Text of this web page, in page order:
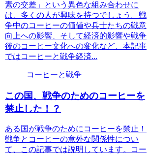
素の交差」という異色な組み合わせに
は、多くの人が興味を持つでしょう。戦
争中のコーヒーの価値や兵士たちの戦意
向上への影響、そして経済的影響や戦争
後のコーヒー文化への変化など、本記事
ではコーヒーと戦争経済...
コーヒーと戦争
この国、戦争のためのコーヒーを
禁止した！？
ある国が戦争のためにコーヒーを禁止！
戦争とコーヒーの意外な関係性につい
て、この記事では説明しています。コー